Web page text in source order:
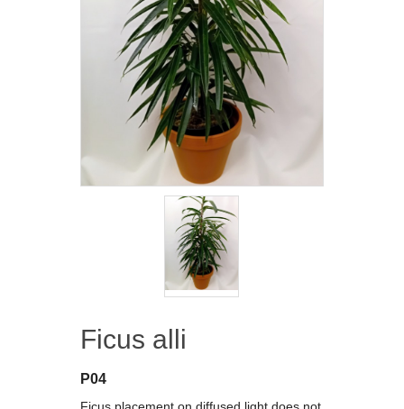
Ficus alli
P04
Ficus placement on diffused light does not